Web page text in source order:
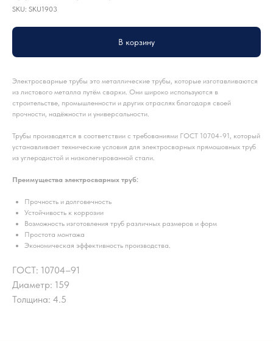
SKU: SKU1903
В корзину
Электросварные трубы это металлические трубы, которые изготавливаются
из листового металла путём сварки. Они широко используются в
строительстве, промышленности и других отраслях благодаря своей
прочности, надёжности и универсальности.
Трубы производятся в соответствии с требованиями ГОСТ 10704-91, который
устанавливает технические условия для электросварных прямошовных труб
из углеродистой и низколегированной стали.
Преимущества электросварных труб:
Прочность и долговечность
Устойчивость к коррозии
Возможность изготовления труб различных размеров и форм
Простота монтажа
Экономическая эффективность производства.
ГОСТ: 10704–91
Диаметр: 159
Толщина: 4.5